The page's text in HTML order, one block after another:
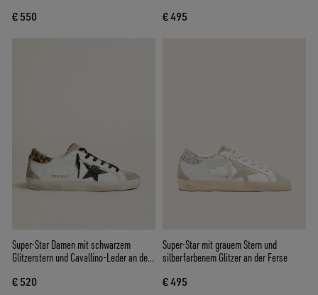
€ 550 € 495
Super-Star Damen mit schwarzem
Glitzerstern und Cavallino-Leder an der
€ 520
Super-Star mit grauem Stern und
silberfarbenem Glitzer an der Ferse
€ 495